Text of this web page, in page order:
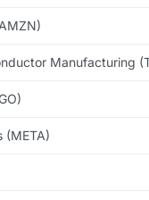
Manufacturing
(META)